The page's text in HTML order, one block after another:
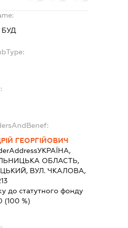
БУД
ГЕОРГІЙОВИЧ
УКРАЇНА,
ОБЛАСТЬ,
ВУЛ. ЧКАЛОВА,
до статутного фонду
(100 %)